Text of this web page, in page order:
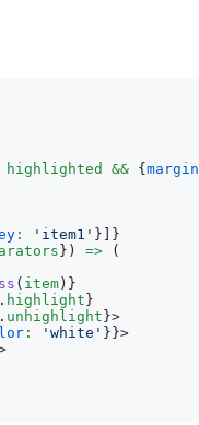
highlighted && {
: 'item1' }
}
} ) =>
(
( item ) }
. highlight }
. unhighlight }>
: 'white' } }>